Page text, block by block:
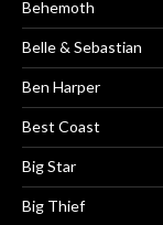
Behemoth
Belle & Sebastian
Ben Harper
Best Coast
Big Star
Big Thief